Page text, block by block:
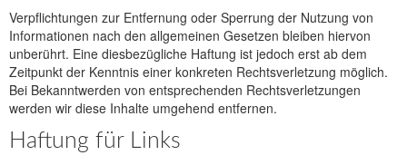
Verpflichtungen zur Entfernung oder Sperrung der Nutzung von
Informationen nach den allgemeinen Gesetzen bleiben hiervon
unberührt. Eine diesbezügliche Haftung ist jedoch erst ab dem
Zeitpunkt der Kenntnis einer konkreten Rechtsverletzung möglich.
Bei Bekanntwerden von entsprechenden Rechtsverletzungen
werden wir diese Inhalte umgehend entfernen.
Haftung für Links